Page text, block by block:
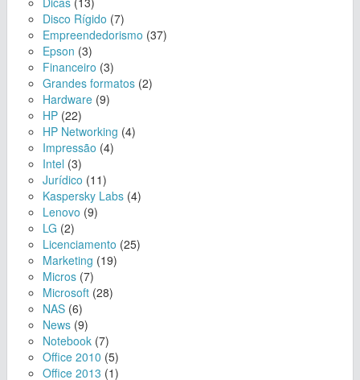
Disco Rígido (7)
Empreendedorismo (37)
Epson (3)
Financeiro (3)
Grandes formatos (2)
Hardware (9)
HP (22)
HP Networking (4)
Impressão (4)
Intel (3)
Jurídico (11)
Kaspersky Labs (4)
Lenovo (9)
LG (2)
Licenciamento (25)
Marketing (19)
Micros (7)
Microsoft (28)
NAS (6)
News (9)
Notebook (7)
Office 2010 (5)
Office 2013 (1)